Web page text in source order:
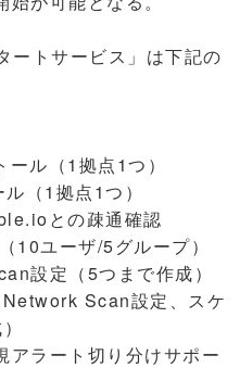
トサービス」は下記の
ル（1拠点1つ）
（1拠点1つ）
との疎通確認
10ユーザ/5グループ）
設定（5つまで作成）
Scan設定、スケ
ラート切り分けサポー